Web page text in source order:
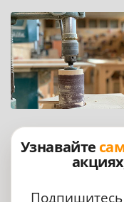
Узнавайте